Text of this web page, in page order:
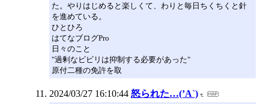
た。やりはじめると楽しくて、わりと毎日ちくちくと針
を進めている。
ひとひろ
はてなブログPro
日々のこと
"過剰なビビリは抑制する必要があった"
原付二種の免許を取
2024/03/27 16:10:44 怒られた…(’A`)